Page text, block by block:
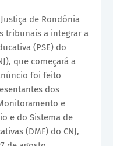
de Rondônia
tribunais a integrar a
(PSE) do
que começará a
foi feito
dos
e
e do Sistema de
(DMF) do CNJ,